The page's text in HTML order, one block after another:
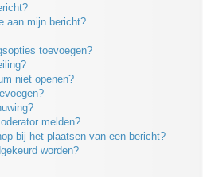
aan mijn bericht?
toevoegen?
niet openen?
melden?
bij het plaatsen van een bericht?
worden?